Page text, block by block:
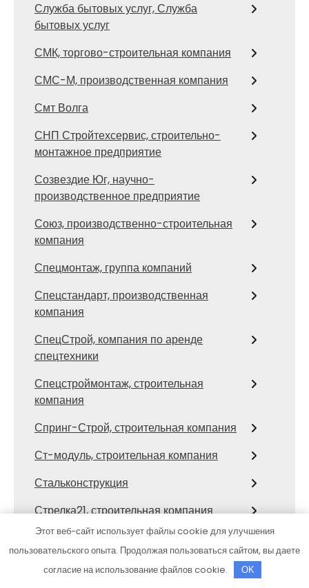
Служба бытовых услуг, Служба
бытовых услуг
СМК, торгово-строительная компания
СМС-М, производственная компания
Смт Волга
СНП Стройтехсервис, строительно-
монтажное предприятие
Созвездие Юг, научно-
производственное предприятие
Союз, производственно-строительная
компания
Спецмонтаж, группа компаний
Спецстандарт, производственная
компания
СпецСтрой, компания по аренде
спецтехники
Спецстроймонтаж, строительная
компания
Спринг-Строй, строительная компания
Ст-модуль, строительная компания
Стальконструкция
Стрелка21, строительная компания
Строитель, строительная-
технологическая компания
Этот веб-сайт использует файлы cookie для улучшения
пользовательского опыта. Продолжая пользоваться сайтом, вы даете
согласие на использование файлов cookie.
OK